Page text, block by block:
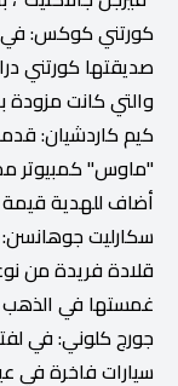
كورتني كوكس: في
والتي كانت
كيم كاردشيان:
"ماوس" كمبيوتر
أضاف للهدية قيمة
سكارليت جوهانسن:
قلادة فريدة من
غمستها في
جورج كلوني: في
سيارات فاخرة في